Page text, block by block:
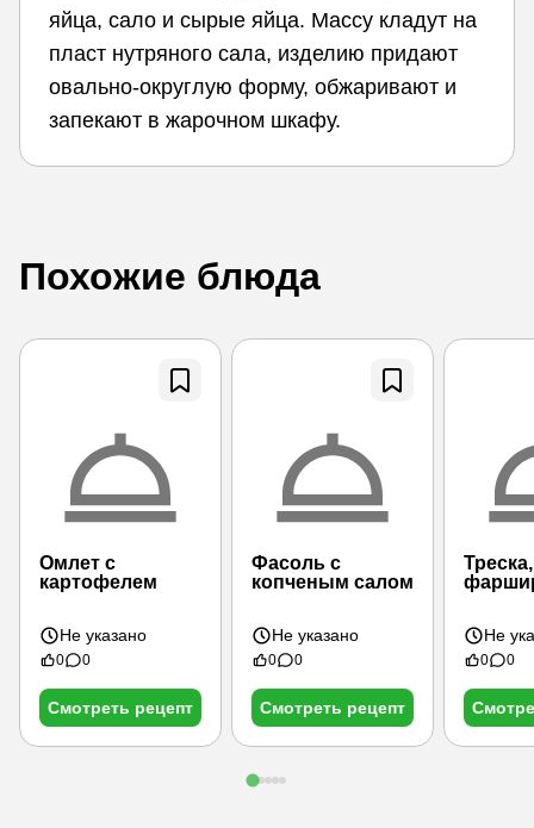
яйца, сало и сырые яйца. Массу кладут на
пласт нутряного сала, изделию придают
овально-округлую форму, обжаривают и
запекают в жарочном шкафу.
Похожие блюда
Омлет с
картофелем
Не указано
0 0
Смотреть рецепт
Фасоль с
копченым салом
Не указано
0 0
Смотреть рецепт
Треска,
Не
0 0